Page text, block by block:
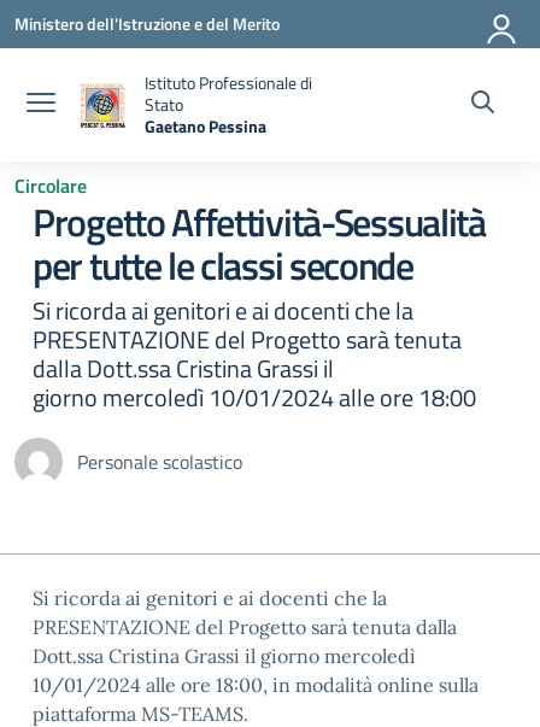
Vai ai contenuti
Vai al menu di navigazione
Vai al footer
Ministero dell'Istruzione e del Merito
Istituto Professionale di
Stato
Gaetano Pessina
Circolare
Progetto Affettività-Sessualità
per tutte le classi seconde
Si ricorda ai genitori e ai docenti che la
PRESENTAZIONE del Progetto sarà tenuta
dalla Dott.ssa Cristina Grassi il
giorno mercoledì 10/01/2024 alle ore 18:00
Personale scolastico
Si ricorda ai genitori e ai docenti che la
PRESENTAZIONE del Progetto sarà tenuta dalla
Dott.ssa Cristina Grassi il giorno mercoledì
10/01/2024 alle ore 18:00, in modalità online sulla
piattaforma MS-TEAMS.